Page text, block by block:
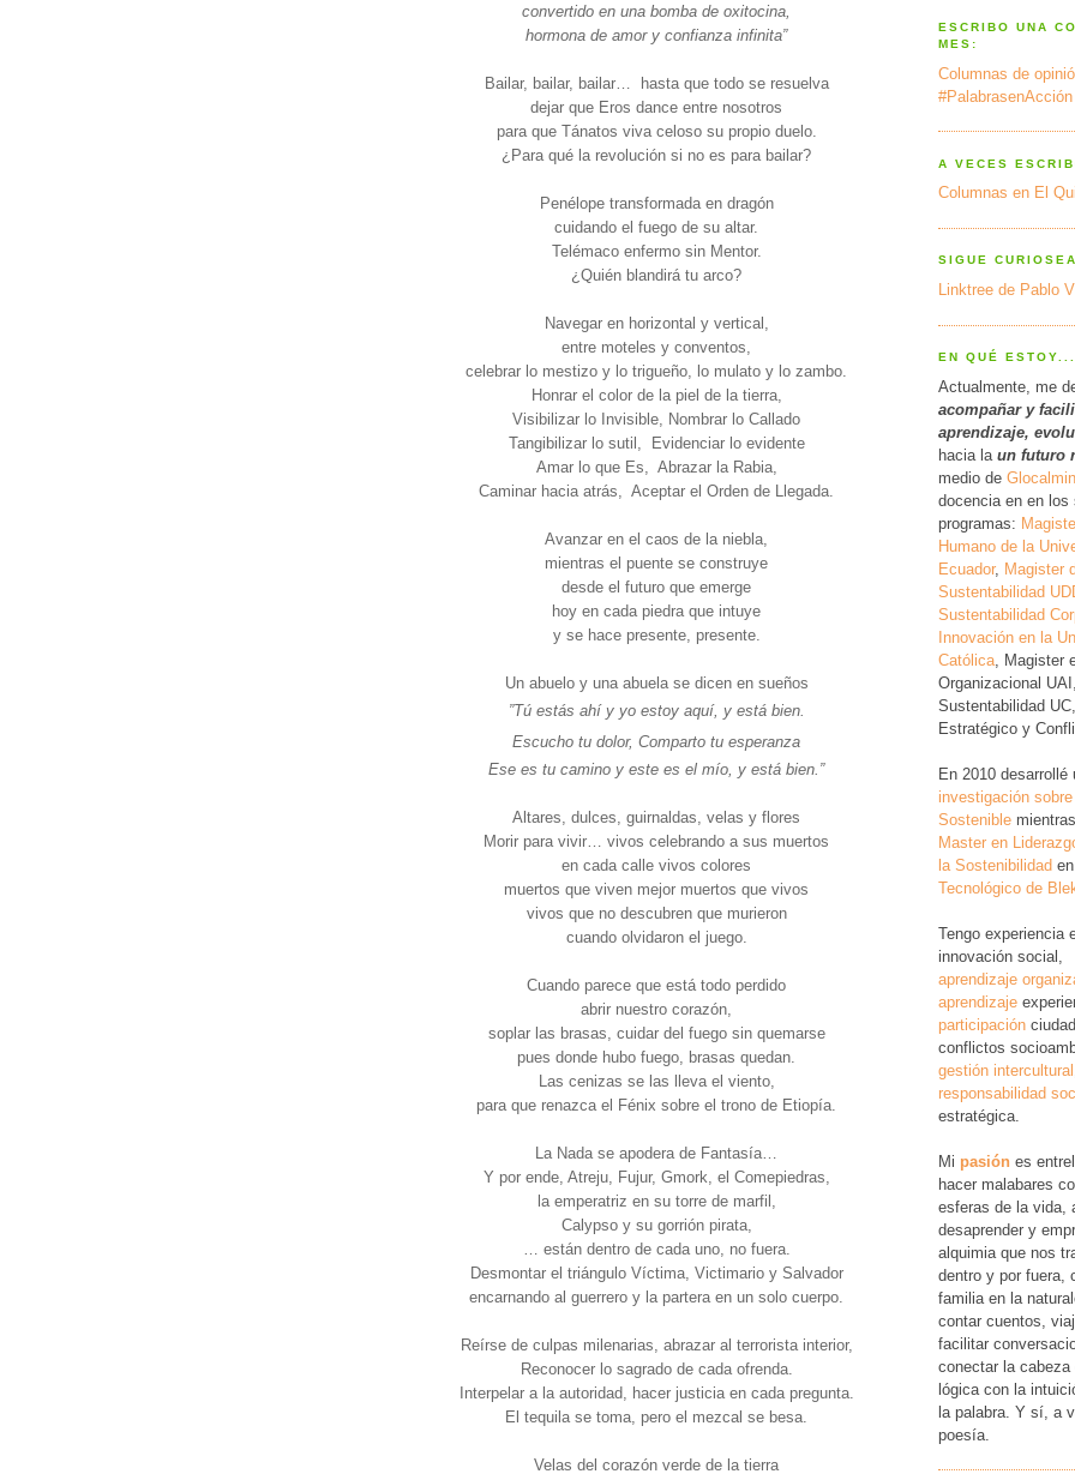
convertido en una bomba de oxitocina,
hormona de amor y confianza infinita”
Bailar, bailar, bailar… hasta que todo se resuelva
dejar que Eros dance entre nosotros
para que Tánatos viva celoso su propio duelo.
¿Para qué la revolución si no es para bailar?
Penélope transformada en dragón
cuidando el fuego de su altar.
Telémaco enfermo sin Mentor.
¿Quién blandirá tu arco?
Navegar en horizontal y vertical,
entre moteles y conventos,
celebrar lo mestizo y lo trigueño, lo mulato y lo zambo.
Honrar el color de la piel de la tierra,
Visibilizar lo Invisible, Nombrar lo Callado
Tangibilizar lo sutil, Evidenciar lo evidente
Amar lo que Es, Abrazar la Rabia,
Caminar hacia atrás, Aceptar el Orden de Llegada.
Avanzar en el caos de la niebla,
mientras el puente se construye
desde el futuro que emerge
hoy en cada piedra que intuye
y se hace presente, presente.
Un abuelo y una abuela se dicen en sueños
”Tú estás ahí y yo estoy aquí, y está bien.
Escucho tu dolor, Comparto tu esperanza
Ese es tu camino y este es el mío, y está bien.”
Altares, dulces, guirnaldas, velas y flores
Morir para vivir… vivos celebrando a sus muertos
en cada calle vivos colores
muertos que viven mejor muertos que vivos
vivos que no descubren que murieron
cuando olvidaron el juego.
Cuando parece que está todo perdido
abrir nuestro corazón,
soplar las brasas, cuidar del fuego sin quemarse
pues donde hubo fuego, brasas quedan.
Las cenizas se las lleva el viento,
para que renazca el Fénix sobre el trono de Etiopía.
La Nada se apodera de Fantasía…
Y por ende, Atreju, Fujur, Gmork, el Comepiedras,
la emperatriz en su torre de marfil,
Calypso y su gorrión pirata,
… están dentro de cada uno, no fuera.
Desmontar el triángulo Víctima, Victimario y Salvador
encarnando al guerrero y la partera en un solo cuerpo.
Reírse de culpas milenarias, abrazar al terrorista interior,
Reconocer lo sagrado de cada ofrenda.
Interpelar a la autoridad, hacer justicia en cada pregunta.
El tequila se toma, pero el mezcal se besa.
Velas del corazón verde de la tierra
ESCRIBO UNA
MES:
Columnas de
#PalabrasenAcción
A VECES
Columnas en El
SIGUE
Linktree de Pablo
EN QUÉ ESTOY...
Actualmente, me
acompañar y
aprendizaje,
hacia la un futuro
medio de
docencia en en los
programas:
Humano de la
Ecuador, Magister
Sustentabilidad
Sustentabilidad
Innovación en la
Católica , Magister
Organizacional
Sustentabilidad
Estratégico y
En 2010 desarrollé
investigación
Sostenible
Master en
la Sostenibilidad
Tecnológico de
Tengo experiencia
innovación social,
aprendizaje
aprendizaje
participación
conflictos
gestión intercultural
responsabilidad
estratégica.
Mi pasión es
hacer malabares
esferas de la vida,
desaprender y
alquimia que nos
dentro y por fuera,
familia en la
contar cuentos,
facilitar
conectar la
lógica con la
la palabra. Y sí, a
poesía.